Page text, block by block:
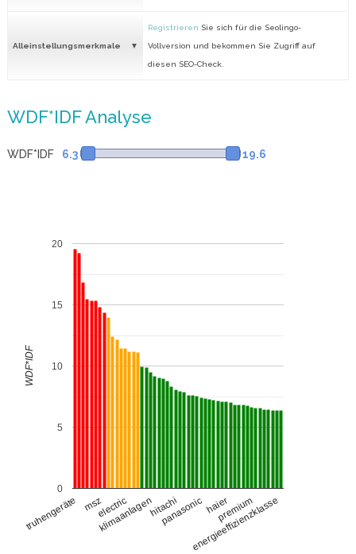
Alleinstellungsmerkmale
Registrieren Sie sich für die Seolingo-
Vollversion und bekommen Sie Zugriff auf
diesen SEO-Check.
WDF*IDF Analyse
WDF*IDF 6.3 19.6
truhengeräte mszelectric
klimaanlagenhitachi
panasonichaier
premium
energieeffizienzklasse
0
5
10
15
20
WDF*IDF